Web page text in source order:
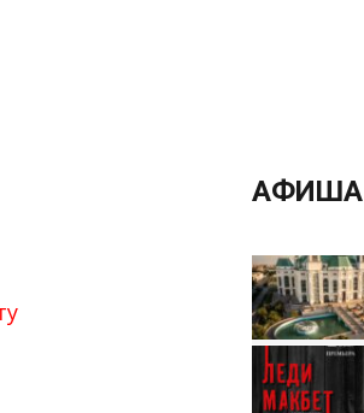
АФИША